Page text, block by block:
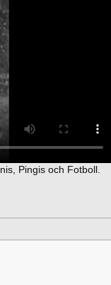
Pingis och Fotboll.